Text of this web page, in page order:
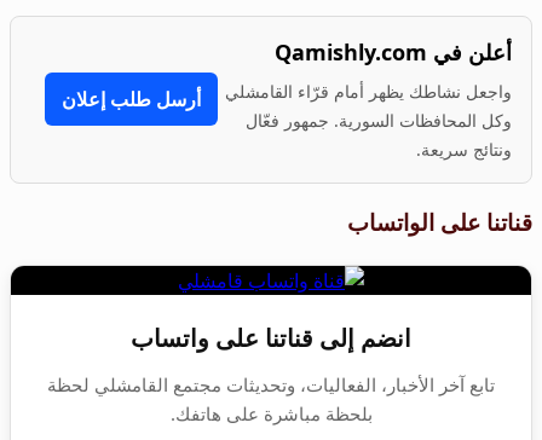
أعلن في Qamishly.com
واجعل نشاطك يظهر أمام قرّاء القامشلي
وكل المحافظات السورية. جمهور فعّال
ونتائج سريعة.
أرسل طلب إعلان
قناتنا على الواتساب
انضم إلى قناتنا على واتساب
تابع آخر الأخبار، الفعاليات، وتحديثات مجتمع القامشلي لحظة
بلحظة مباشرة على هاتفك.